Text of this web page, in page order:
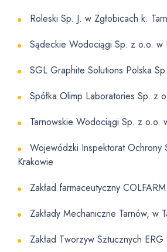
Roleski Sp. J. w Zgłobicach k.
Sądeckie Wodociągi Sp. z o.o. w
SGL Graphite Solutions Polska
Spółka Olimp Laboratories Sp. z
Tarnowskie Wodociągi Sp. z o.o.
Wojewódzki Inspektorat Ochrony
Krakowie
Zakład farmaceutyczny
Zakłady Mechaniczne Tarnów, w
Zakład Tworzyw Sztucznych